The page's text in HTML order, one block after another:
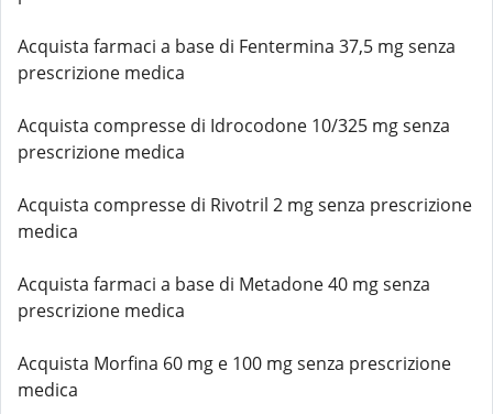
Acquista farmaci a base di Fentermina 37,5 mg senza
prescrizione medica
Acquista compresse di Idrocodone 10/325 mg senza
prescrizione medica
Acquista compresse di Rivotril 2 mg senza prescrizione
medica
Acquista farmaci a base di Metadone 40 mg senza
prescrizione medica
Acquista Morfina 60 mg e 100 mg senza prescrizione
medica